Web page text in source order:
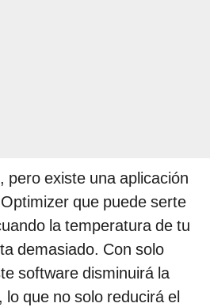
pero existe una aplicación
que puede serte
la temperatura de tu
demasiado. Con solo
software disminuirá la
lo que no solo reducirá el